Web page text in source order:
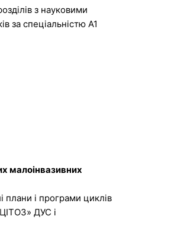
з науковими
за спеціальністю А1
малоінвазивних
плани і програми циклів
ДУС і